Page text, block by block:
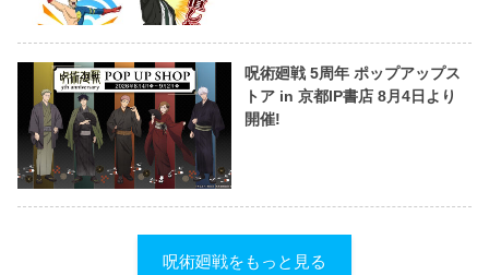
呪術廻戦 5周年 ポップアップス
トア in 京都IP書店 8月4日より
開催!
呪術廻戦をもっと見る